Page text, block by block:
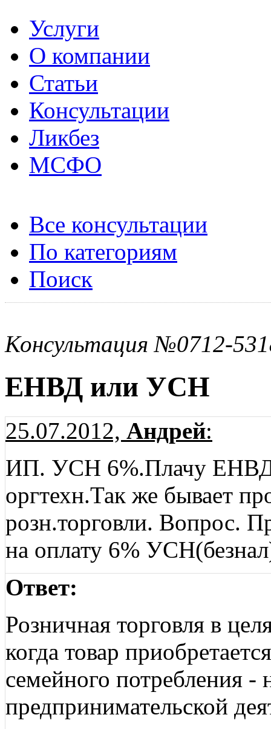
Услуги
О компании
Статьи
Консультации
Ликбез
МСФО
Все консультации
По категориям
Поиск
Консультация №0712-
ЕНВД или УСН
25.07.2012, Андрей:
ИП. УСН 6%.Плачу ЕНВД.
оргтехн.Так же бывает
розн.торговли. Вопрос.
на оплату 6%
Ответ:
Розничная торговля в
когда товар
семейного потребления -
предпринимательской